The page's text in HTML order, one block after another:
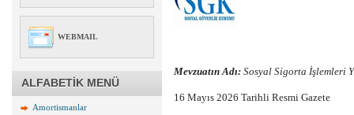
WEBMAIL
ALFABETİK MENÜ
Amortismanlar
Mevzuatın Adı: Sosyal Sigorta İşlemleri
16 Mayıs 2026 Tarihli Resmi Gazete